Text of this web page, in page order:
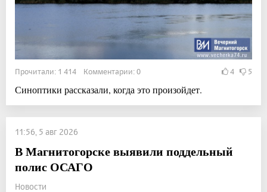
Прочитали: 1 414 Комментарии: 0 4 5
Синоптики рассказали, когда это произойдет.
11:56, 5 авг 2026
В Магнитогорске выявили поддельный
полис ОСАГО
Новости